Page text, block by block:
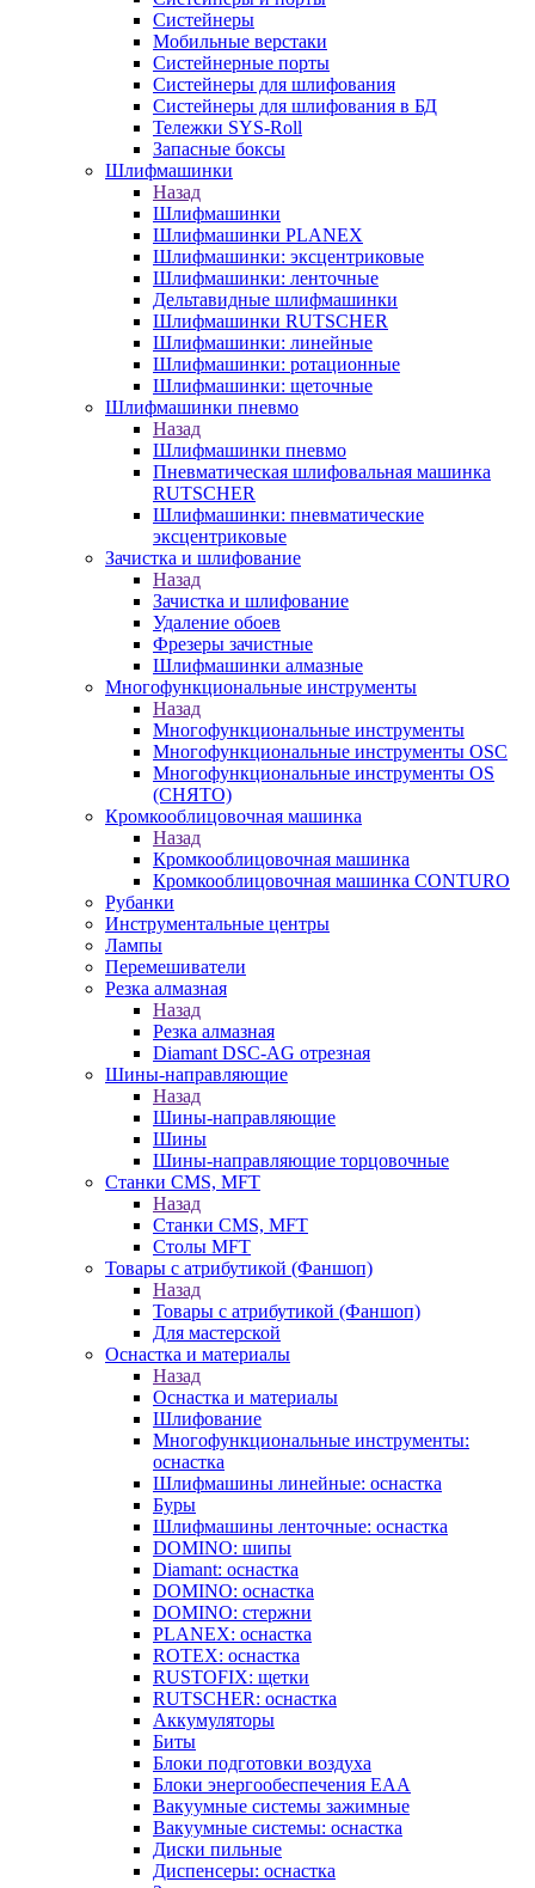
Систейнеры
Мобильные верстаки
Систейнерные порты
Систейнеры для шлифования
Систейнеры для шлифования в БД
Тележки SYS-Roll
Запасные боксы
Шлифмашинки
Назад
Шлифмашинки
Шлифмашинки PLANEX
Шлифмашинки: эксцентриковые
Шлифмашинки: ленточные
Дельтавидные шлифмашинки
Шлифмашинки RUTSCHER
Шлифмашинки: линейные
Шлифмашинки: ротационные
Шлифмашинки: щеточные
Шлифмашинки пневмо
Назад
Шлифмашинки пневмо
Пневматическая шлифовальная машинка
RUTSCHER
Шлифмашинки: пневматические
эксцентриковые
Зачистка и шлифование
Назад
Зачистка и шлифование
Удаление обоев
Фрезеры зачистные
Шлифмашинки алмазные
Многофункциональные инструменты
Назад
Многофункциональные инструменты
Многофункциональные инструменты OSC
Многофункциональные инструменты OS
(СНЯТО)
Кромкооблицовочная машинка
Назад
Кромкооблицовочная машинка
Кромкооблицовочная машинка CONTURO
Рубанки
Инструментальные центры
Лампы
Перемешиватели
Резка алмазная
Назад
Резка алмазная
Diamant DSC-AG отрезная
Шины-направляющие
Назад
Шины-направляющие
Шины
Шины-направляющие торцовочные
Станки CMS, MFT
Назад
Станки CMS, MFT
Столы MFT
Товары с атрибутикой (Фаншоп)
Назад
Товары с атрибутикой (Фаншоп)
Для мастерской
Оснастка и материалы
Назад
Оснастка и материалы
Шлифование
Многофункциональные инструменты:
оснастка
Шлифмашины линейные: оснастка
Буры
Шлифмашины ленточные: оснастка
DOMINO: шипы
Diamant: оснастка
DOMINO: оснастка
DOMINO: стержни
PLANEX: оснастка
ROTEX: оснастка
RUSTOFIX: щетки
RUTSCHER: оснастка
Аккумуляторы
Биты
Блоки подготовки воздуха
Блоки энергообеспечения EAA
Вакуумные системы зажимные
Вакуумные системы: оснастка
Диски пильные
Диспенсеры: оснастка